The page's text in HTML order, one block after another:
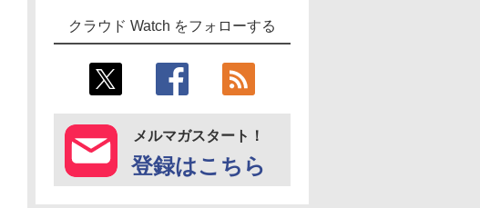
クラウド Watch をフォローする
メルマガスタート！
登録はこちら